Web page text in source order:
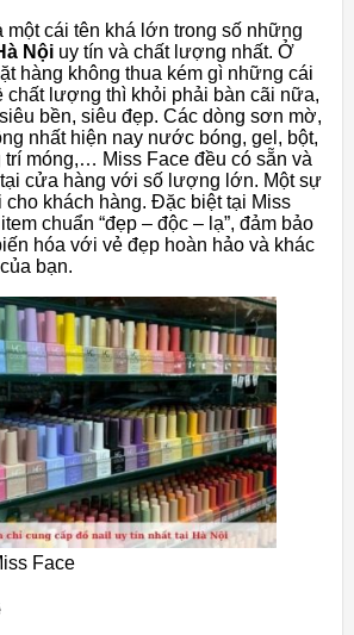
một cái tên khá lớn trong số những
Nội uy tín và chất lượng nhất. Ở
hàng không thua kém gì những cái
chất lượng thì khỏi phải bàn cãi nữa,
bền, siêu đẹp. Các dòng sơn mờ,
nhất hiện nay nước bóng, gel, bột,
trí móng,… Miss Face đều có sẵn và
cửa hàng với số lượng lớn. Một sự
cho khách hàng. Đặc biệt tại Miss
chuẩn “đẹp – độc – lạ”, đảm bảo
hóa với vẻ đẹp hoàn hảo và khác
bạn.
Face